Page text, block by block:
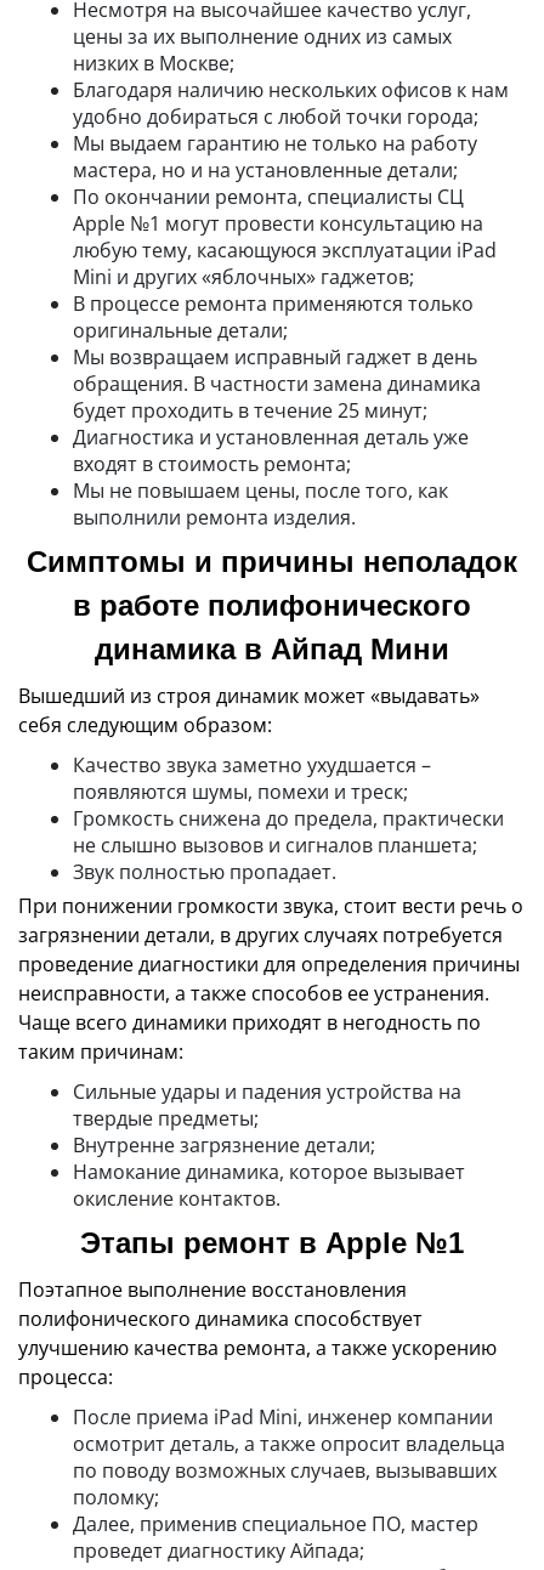
Несмотря на высочайшее качество услуг,
цены за их выполнение одних из самых
низких в Москве;
Благодаря наличию нескольких офисов к нам
удобно добираться с любой точки города;
Мы выдаем гарантию не только на работу
мастера, но и на установленные детали;
По окончании ремонта, специалисты СЦ
Apple №1 могут провести консультацию на
любую тему, касающуюся эксплуатации iPad
Mini и других «яблочных» гаджетов;
В процессе ремонта применяются только
оригинальные детали;
Мы возвращаем исправный гаджет в день
обращения. В частности замена динамика
будет проходить в течение 25 минут;
Диагностика и установленная деталь уже
входят в стоимость ремонта;
Мы не повышаем цены, после того, как
выполнили ремонта изделия.
Симптомы и причины неполадок
в работе полифонического
динамика в Айпад Мини
Вышедший из строя динамик может «выдавать»
себя следующим образом:
Качество звука заметно ухудшается –
появляются шумы, помехи и треск;
Громкость снижена до предела, практически
не слышно вызовов и сигналов планшета;
Звук полностью пропадает.
При понижении громкости звука, стоит вести речь о
загрязнении детали, в других случаях потребуется
проведение диагностики для определения причины
неисправности, а также способов ее устранения.
Чаще всего динамики приходят в негодность по
таким причинам:
Сильные удары и падения устройства на
твердые предметы;
Внутренне загрязнение детали;
Намокание динамика, которое вызывает
окисление контактов.
Этапы ремонт в Apple №1
Поэтапное выполнение восстановления
полифонического динамика способствует
улучшению качества ремонта, а также ускорению
процесса:
После приема iPad Mini, инженер компании
осмотрит деталь, а также опросит владельца
по поводу возможных случаев, вызывавших
поломку;
Далее, применив специальное ПО, мастер
проведет диагностику Айпада;